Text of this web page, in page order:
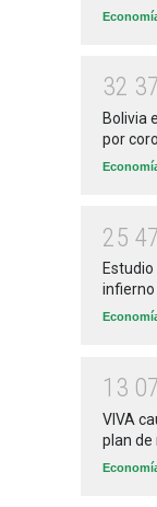
32 37
Bolivia
por
25 47
1 3 07
VIVA
plan de